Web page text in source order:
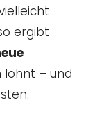
ergibt
lohnt – und